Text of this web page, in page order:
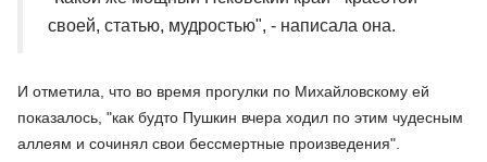
своей, статью, мудростью", - написала она.
И отметила, что во время прогулки по Михайловскому ей
показалось, "как будто Пушкин вчера ходил по этим чудесным
аллеям и сочинял свои бессмертные произведения".